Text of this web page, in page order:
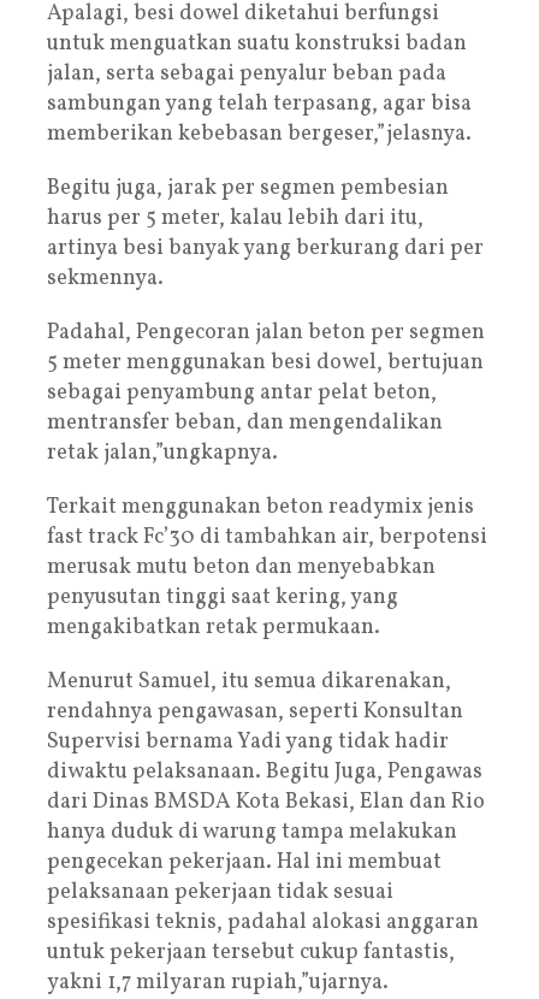
Apalagi, besi dowel diketahui berfungsi
untuk menguatkan suatu konstruksi badan
jalan, serta sebagai penyalur beban pada
sambungan yang telah terpasang, agar bisa
memberikan kebebasan bergeser,”jelasnya.
Begitu juga, jarak per segmen pembesian
harus per 5 meter, kalau lebih dari itu,
artinya besi banyak yang berkurang dari per
sekmennya.
Padahal, Pengecoran jalan beton per segmen
5 meter menggunakan besi dowel, bertujuan
sebagai penyambung antar pelat beton,
mentransfer beban, dan mengendalikan
retak jalan,”ungkapnya.
Terkait menggunakan beton readymix jenis
fast track Fc’30 di tambahkan air, berpotensi
merusak mutu beton dan menyebabkan
penyusutan tinggi saat kering, yang
mengakibatkan retak permukaan.
Menurut Samuel, itu semua dikarenakan,
rendahnya pengawasan, seperti Konsultan
Supervisi bernama Yadi yang tidak hadir
diwaktu pelaksanaan. Begitu Juga, Pengawas
dari Dinas BMSDA Kota Bekasi, Elan dan Rio
hanya duduk di warung tampa melakukan
pengecekan pekerjaan. Hal ini membuat
pelaksanaan pekerjaan tidak sesuai
spesifikasi teknis, padahal alokasi anggaran
untuk pekerjaan tersebut cukup fantastis,
yakni 1,7 milyaran rupiah,”ujarnya.